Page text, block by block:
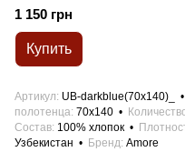
1 150 грн
Купить
Артикул UB-darkblue(70x140)_
полотенца 70x140
Состав 100% хлопок
Узбекистан
Бренд Amore